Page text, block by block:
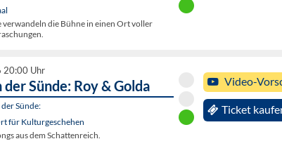
verwandeln die Bühne in einen Ort voller
20:00 Uhr
Sünde: Roy & Golda
Sünde:
für Kulturgeschehen
aus dem Schattenreich.
Video-
Ticket